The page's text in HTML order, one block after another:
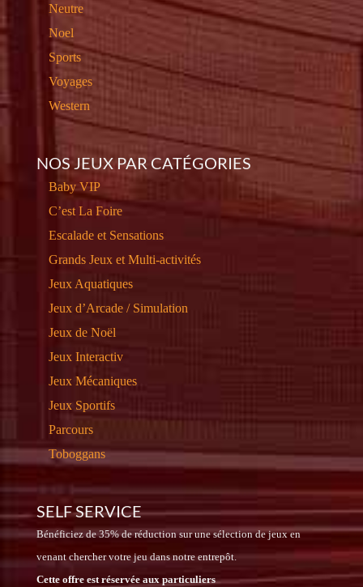
Neutre
Noel
Sports
Voyages
Western
NOS JEUX PAR CATÉGORIES
Baby VIP
C’est La Foire
Escalade et Sensations
Grands Jeux et Multi-activités
Jeux Aquatiques
Jeux d’Arcade / Simulation
Jeux de Noël
Jeux Interactiv
Jeux Mécaniques
Jeux Sportifs
Parcours
Toboggans
SELF SERVICE
Bénéficiez de 35% de réduction sur une sélection de jeux en
venant chercher votre jeu dans notre entrepôt.
Cette offre est réservée aux particuliers